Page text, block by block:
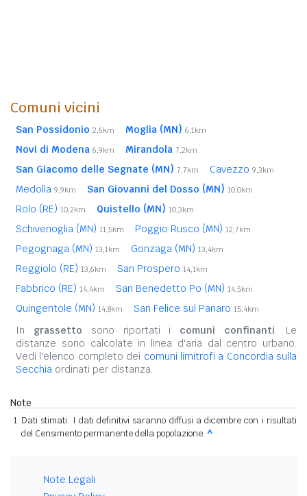
Comuni vicini
San Possidonio 2,6km Moglia (MN) 6,1km
Novi di Modena 6,9km Mirandola 7,2km
San Giacomo delle Segnate (MN) 7,7km Cavezzo 9,3km
Medolla 9,9km San Giovanni del Dosso (MN) 10,0km
Rolo (RE) 10,2km Quistello (MN) 10,3km
Schivenoglia (MN) 11,5km Poggio Rusco (MN) 12,7km
Pegognaga (MN) 13,1km Gonzaga (MN) 13,4km
Reggiolo (RE) 13,6km San Prospero 14,1km
Fabbrico (RE) 14,4km San Benedetto Po (MN) 14,5km
Quingentole (MN) 14,8km San Felice sul Panaro 15,4km
In grassetto sono riportati i comuni confinanti. Le
distanze sono calcolate in linea d'aria dal centro urbano.
Vedi l'elenco completo dei comuni limitrofi a Concordia sulla
Secchia ordinati per distanza.
Note
Dati stimati. I dati definitivi saranno diffusi a dicembre con i risultati
del Censimento permanente della popolazione. ^
Note Legali